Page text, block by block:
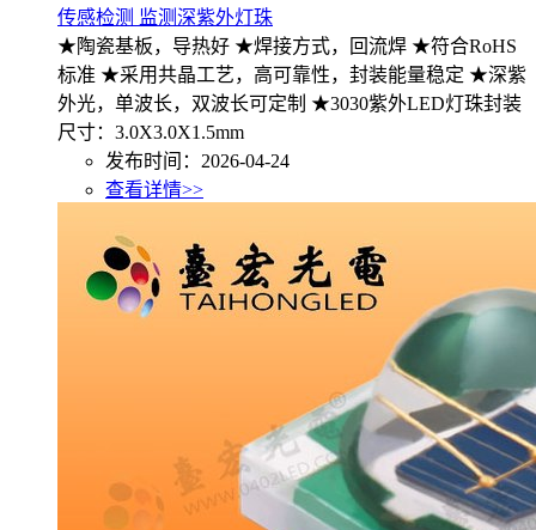
传感检测 监测深紫外灯珠
★陶瓷基板，导热好 ★焊接方式，回流焊 ★符合RoHS
标准 ★采用共晶工艺，高可靠性，封装能量稳定 ★深紫
外光，单波长，双波长可定制 ★3030紫外LED灯珠封装
尺寸：3.0X3.0X1.5mm
发布时间：2026-04-24
查看详情>>